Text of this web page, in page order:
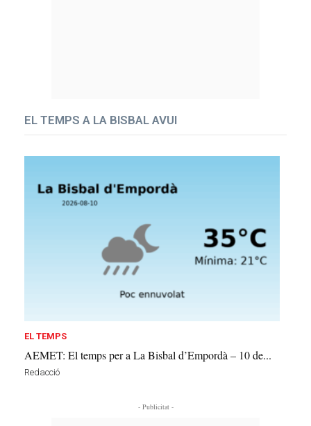
EL TEMPS A LA BISBAL AVUI
EL TEMPS
AEMET: El temps per a La Bisbal d’Empordà – 10 de...
Redacció
- Publicitat -